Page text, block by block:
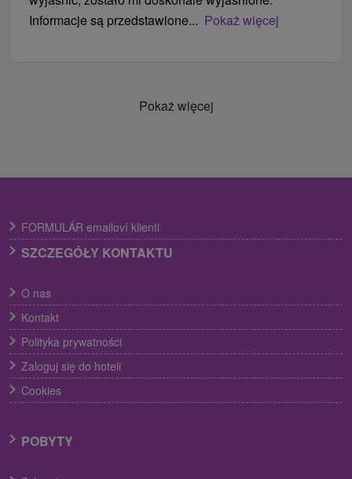
Informacje są przedstawione... Pokaż więcej
Pokaż więcej
FORMULÁR emailoví klienti
SZCZEGÓŁY KONTAKTU
O nas
Kontakt
Polityka prywatności
Zaloguj się do hoteli
Cookies
POBYTY